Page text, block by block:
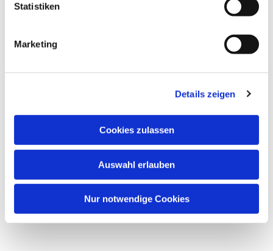
Statistiken
Marketing
Details zeigen
Cookies zulassen
Auswahl erlauben
Nur notwendige Cookies